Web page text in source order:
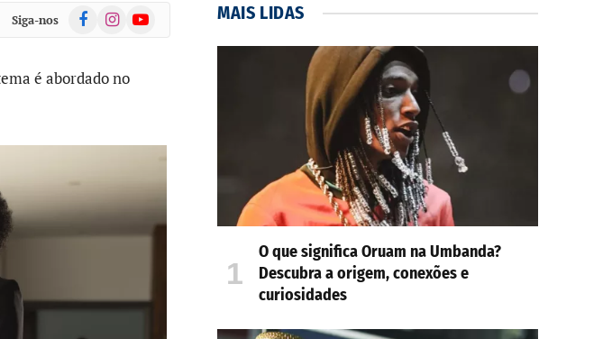
Siga-nos FacebookInstagramYouTube
é abordado no
MAIS LIDAS
O que significa Oruam na Umbanda?
Descubra a origem, conexões e
curiosidades